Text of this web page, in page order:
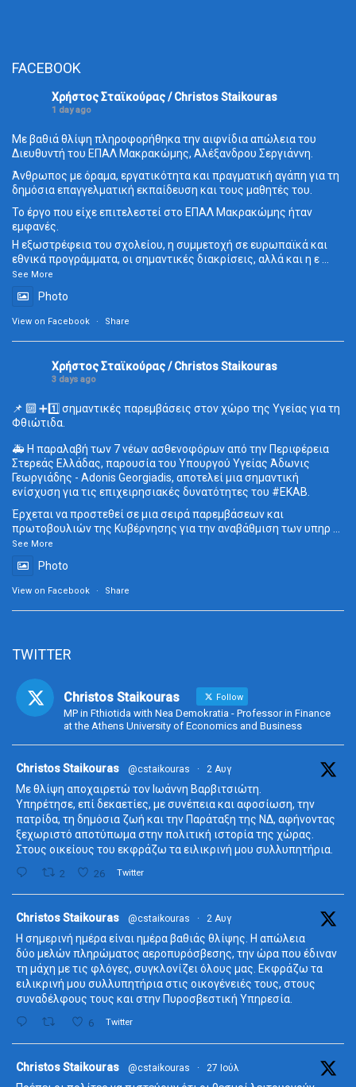
FACEBOOK
Χρήστος Σταϊκούρας / Christos Staikouras
1 day ago
Με βαθιά θλίψη πληροφορήθηκα την αιφνίδια απώλεια του
Διευθυντή του ΕΠΑΛ Μακρακώμης, Αλέξανδρου Σεργιάννη.
Άνθρωπος με όραμα, εργατικότητα και πραγματική αγάπη για τη
δημόσια επαγγελματική εκπαίδευση και τους μαθητές του.
Το έργο που είχε επιτελεστεί στο ΕΠΑΛ Μακρακώμης ήταν
εμφανές.
Η εξωστρέφεια του σχολείου, η συμμετοχή σε ευρωπαϊκά και
εθνικά προγράμματα, οι σημαντικές διακρίσεις, αλλά και η ε
See More
Photo
View on Facebook · Share
Χρήστος Σταϊκούρας / Christos Staikouras
3 days ago
📌 🔟 ➕1️⃣ σημαντικές παρεμβάσεις στον χώρο της Υγείας για τη
Φθιώτιδα.
🚑 Η παραλαβή των 7 νέων ασθενοφόρων από την Περιφέρεια
Στερεάς Ελλάδας, παρουσία του Υπουργού Υγείας Άδωνις
Γεωργιάδης - Adonis Georgiadis, αποτελεί μια σημαντική
ενίσχυση για τις επιχειρησιακές δυνατότητες του #ΕΚΑΒ
Έρχεται να προστεθεί σε μια σειρά παρεμβάσεων και
πρωτοβουλιών της Κυβέρνησης για την αναβάθμιση των υπηρ
See More
Photo
View on Facebook · Share
TWITTER
Christos Staikouras Follow
MP in Fthiotida with Nea Demokratia - Professor in Finance
at the Athens University of Economics and Business
Christos Staikouras @cstaikouras · 2 Αυγ
Με θλίψη αποχαιρετώ τον Ιωάννη Βαρβιτσιώτη.
Υπηρέτησε, επί δεκαετίες, με συνέπεια και αφοσίωση, την
πατρίδα, τη δημόσια ζωή και την Παράταξη της ΝΔ, αφήνοντας
ξεχωριστό αποτύπωμα στην πολιτική ιστορία της χώρας.
Στους οικείους του εκφράζω τα ειλικρινή μου συλλυπητήρια.
2 26 Twitter
Christos Staikouras @cstaikouras · 2 Αυγ
Η σημερινή ημέρα είναι ημέρα βαθιάς θλίψης. Η απώλεια
δύο μελών πληρώματος αεροπυρόσβεσης, την ώρα που έδιναν
τη μάχη με τις φλόγες, συγκλονίζει όλους μας. Εκφράζω τα
ειλικρινή μου συλλυπητήρια στις οικογένειές τους, στους
συναδέλφους τους και στην Πυροσβεστική Υπηρεσία.
6 Twitter
Christos Staikouras @cstaikouras · 27 Ιούλ